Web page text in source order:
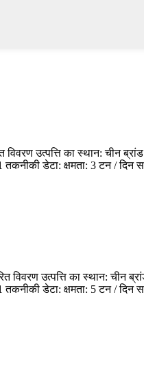
उत्पत्ति का स्थान: चीन
डेटा: क्षमता: 3 टन / दिन
विवरण उत्पत्ति का स्थान: चीन
डेटा: क्षमता: 5 टन / दिन